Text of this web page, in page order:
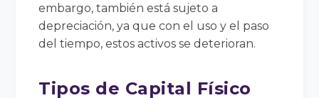
embargo, también está sujeto a
depreciación, ya que con el uso y el paso
del tiempo, estos activos se deterioran.
Tipos de Capital Físico